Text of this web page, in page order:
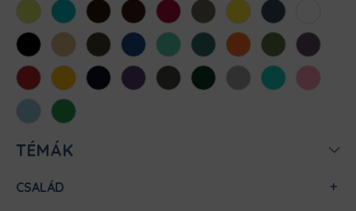
AlmazöldAtollkékBarnaBordóChili Cink Citromsárga
Denim
FeketeHomokKhaki KirálykékMentaMéregzöld
NarancsOliva Padlizsán
Piros SárgaSötétkékSötétlilaSötétszürke
SötétzöldSportszürke
Türkiz
Világos
rózsaszín
Világoskék
Zöld
TÉMÁK
CSALÁD